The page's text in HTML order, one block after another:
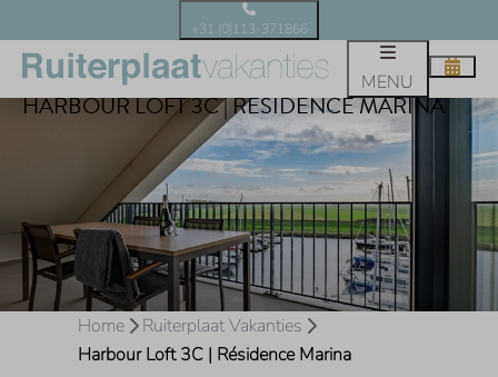
+31 (0)113-371866
MENU
HARBOUR LOFT 3C | RÉSIDENCE MARINA
Home
Ruiterplaat Vakanties
Harbour Loft 3C | Résidence Marina